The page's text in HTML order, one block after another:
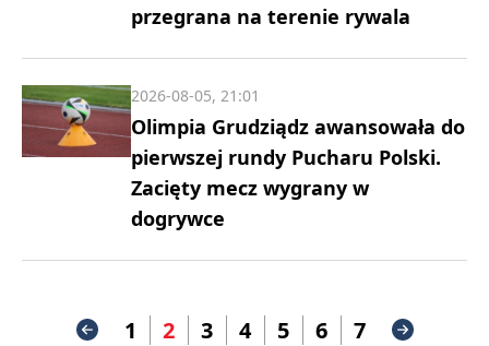
przegrana na terenie rywala
Olimpia Grudziądz awansowała do
pierwszej rundy Pucharu Polski.
Zacięty mecz wygrany w
dogrywce
2026-08-05, 21:01
1 2 3 4 5 6 7